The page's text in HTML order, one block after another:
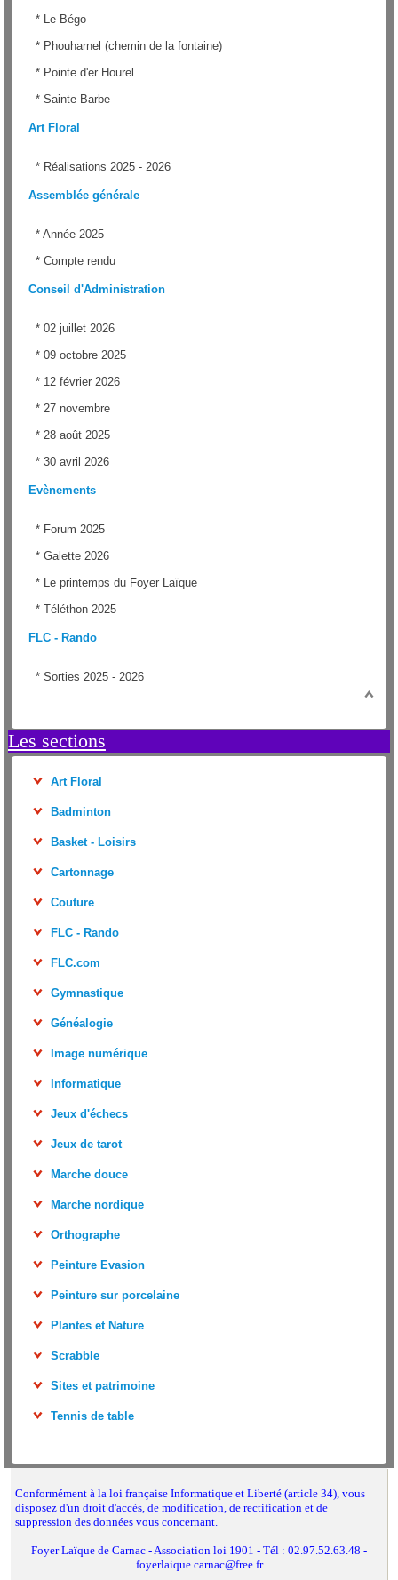
* Le Bégo
* Phouharnel (chemin de la fontaine)
* Pointe d'er Hourel
* Sainte Barbe
Art Floral
* Réalisations 2025 - 2026
Assemblée générale
* Année 2025
* Compte rendu
Conseil d'Administration
* 02 juillet 2026
* 09 octobre 2025
* 12 février 2026
* 27 novembre
* 28 août 2025
* 30 avril 2026
Evènements
* Forum 2025
* Galette 2026
* Le printemps du Foyer Laïque
* Téléthon 2025
FLC - Rando
* Sorties 2025 - 2026
Les sections
Art Floral
Badminton
Basket - Loisirs
Cartonnage
Couture
FLC - Rando
FLC.com
Gymnastique
Généalogie
Image numérique
Informatique
Jeux d'échecs
Jeux de tarot
Marche douce
Marche nordique
Orthographe
Peinture Evasion
Peinture sur porcelaine
Plantes et Nature
Scrabble
Sites et patrimoine
Tennis de table
Conformément à la loi française Informatique et Liberté (article 34), vous
disposez d'un droit d'accès, de modification, de rectification et de
suppression des données vous concernant.
Foyer Laïque de Carnac - Association loi 1901 - Tél : 02.97.52.63.48 -
foyerlaique.carnac@free.fr